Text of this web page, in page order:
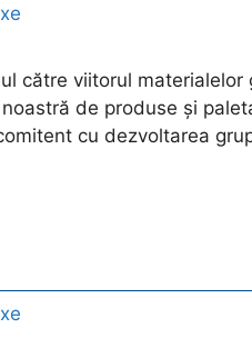
către viitorul materialelor
de produse și
cu dezvoltarea